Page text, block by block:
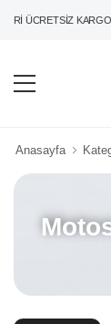
ÜCRETSİZ KARGO!
Anasayfa